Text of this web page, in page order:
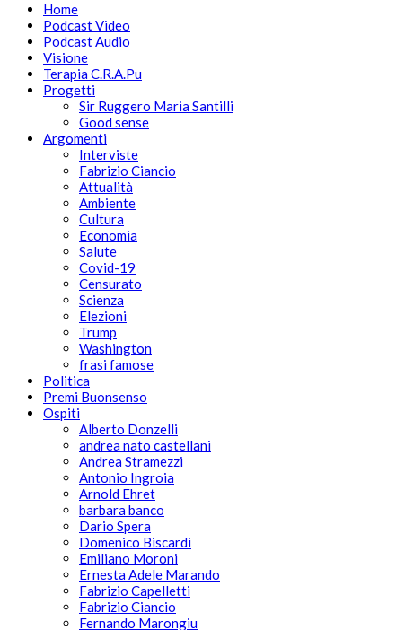
Home
Podcast Video
Podcast Audio
Visione
Terapia C.R.A.Pu
Progetti
Sir Ruggero Maria Santilli
Good sense
Argomenti
Interviste
Fabrizio Ciancio
Attualità
Ambiente
Cultura
Economia
Salute
Covid-19
Censurato
Scienza
Elezioni
Trump
Washington
frasi famose
Politica
Premi Buonsenso
Ospiti
Alberto Donzelli
andrea nato castellani
Andrea Stramezzi
Antonio Ingroia
Arnold Ehret
barbara banco
Dario Spera
Domenico Biscardi
Emiliano Moroni
Ernesta Adele Marando
Fabrizio Capelletti
Fabrizio Ciancio
Fernando Marongiu